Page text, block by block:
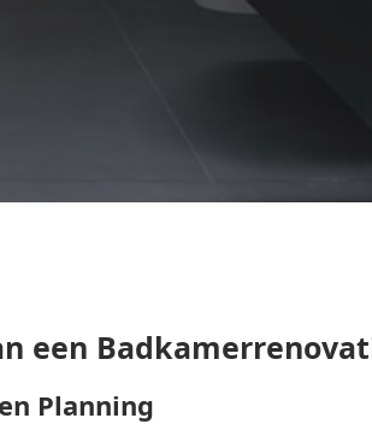
een
Planning